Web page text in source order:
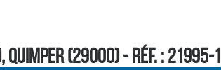
QUIMPER (29000) - RÉF. : 21995-1